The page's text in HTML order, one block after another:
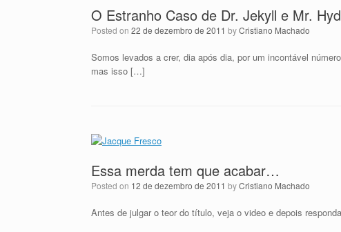
O Estranho Caso de Dr. Jekyll e Mr.
Posted on 22 de dezembro de 2011 byCristiano Machado
Somos levados a crer, dia após dia, por um incontável
mas isso […]
Essa merda tem que acabar…
Posted on 12 de dezembro de 2011 byCristiano Machado
Antes de julgar o teor do título, veja o video e depois